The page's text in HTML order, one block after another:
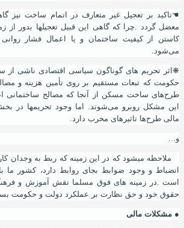
☚تاکید بر تعجیل غیر متعارف در اتمام ساخت نیز
معضل گردد .چرا که گاهی این قبیل تعجیلها بدور از
کاستن از کیفیت ساختمان و یا اعمال فشار روانی
می‌شود.
❋ اثر تحریم های گوناگون سیاسی اقتصادی ناشی از
حکومت که تبعات مستقیم بر روی تأمین هزینه و
طرح‌های ساخت مسکن از آنجا که مصالح ساختمانی
این مشکل روبرو می‌شوند. اما وجود تحریمها در
مالی طرح‌ها تاثیرهای مخرب دارد.
و...
ملاحظه میشود که در این زمینه که ربط به وجدان
انضباط و وجود ضوابط بجای روابط دارد ، کشور ما
است .در زمینه های فوق مسلما نقش آموزش و
حقوق خود و حق نظارت بر عملکرد دولت و حکومت
● مشکلات مالی